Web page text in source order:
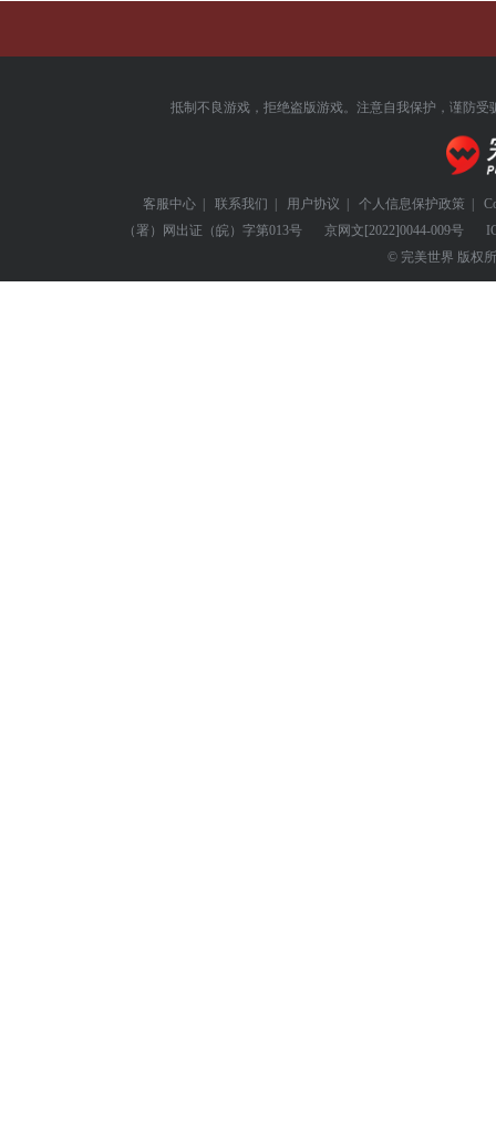
抵制不良游戏，拒绝盗版游戏。注意自我保护，谨防受
客服中心 | 联系我们 | 用户协议 | 个人信息保护政策 |
（署）网出证（皖）字第013号
京网文[2022]0044-009号
© 完美世界 版权所